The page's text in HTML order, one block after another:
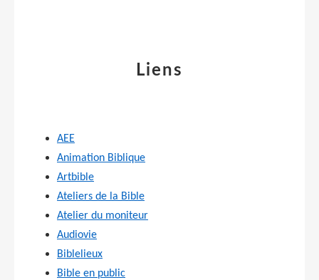
Liens
AEE
Animation Biblique
Artbible
Ateliers de la Bible
Atelier du moniteur
Audiovie
Biblelieux
Bible en public